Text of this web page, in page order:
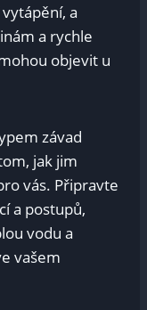
a
a rychle
objevit u
závad
jak jim
vás. Připravte
a postupů,
vodu a
vašem